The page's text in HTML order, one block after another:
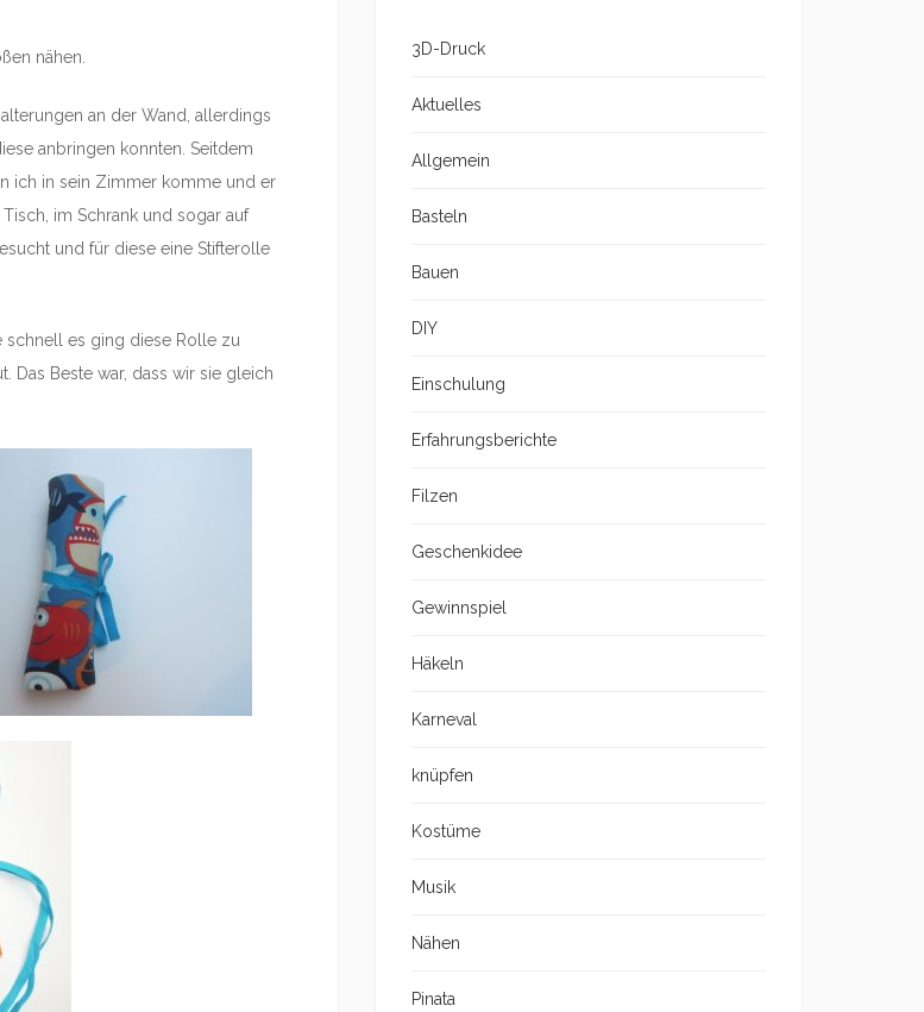
nähen.
an der Wand, allerdings
anbringen konnten. Seitdem
ich in sein Zimmer komme und er
im Schrank und sogar auf
und für diese eine Stifterolle
schnell es ging diese Rolle zu
Das Beste war, dass wir sie gleich
3D-Druck
Aktuelles
Allgemein
Basteln
Bauen
DIY
Einschulung
Erfahrungsberichte
Filzen
Geschenkidee
Gewinnspiel
Häkeln
Karneval
knüpfen
Kostüme
Musik
Nähen
Pinata